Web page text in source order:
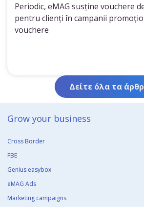
Periodic, eMAG susține vouchere
pentru clienți în campanii
vouchere
Δείτε όλα τα
Grow your business​
Cross Border
FBE
Genius easybox
eMAG Ads
Marketing campaigns